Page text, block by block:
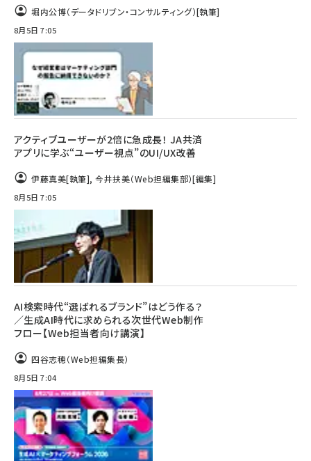
堀内公博（データドリブン・コンサルティング）[執筆]
8月5日 7:05
アクティブユーザーが2倍に急成長！ JA共済
アプリに学ぶ“ユーザー視点”のUI/UX改善
伊藤真美[執筆],今井扶美（Web担編集部）[編集]
8月5日 7:05
AI検索時代“選ばれるブランド”はどう作る？
／生成AI時代に求められる次世代Web制作
フロー【Web担当者向け講演】
四谷志穂（Web担編集長）
8月5日 7:04